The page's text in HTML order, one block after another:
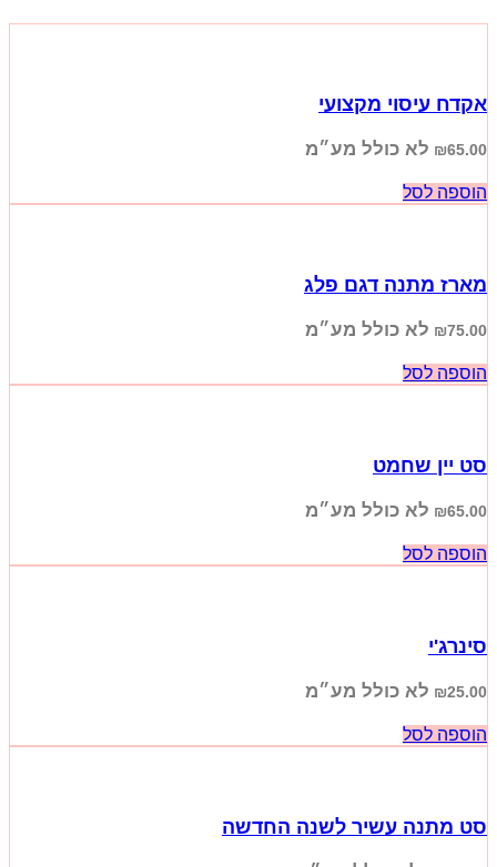
אקדח עיסוי מקצועי
₪65.00 לא כולל מע״מ
הוספה לסל
מארז מתנה דגם פלג
₪75.00 לא כולל מע״מ
הוספה לסל
סט יין שחמט
₪65.00 לא כולל מע״מ
הוספה לסל
סינרג'י
₪25.00 לא כולל מע״מ
הוספה לסל
סט מתנה עשיר לשנה החדשה